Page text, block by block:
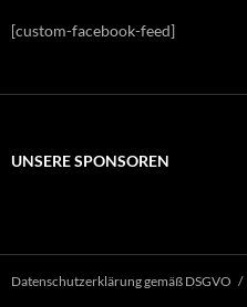
[custom-facebook-feed]
UNSERE SPONSOREN
Datenschutzerklärung gemäß DSGVO